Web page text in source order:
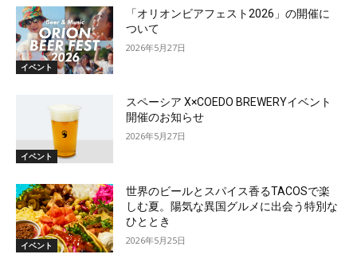
イベント
「オリオンビアフェスト2026」の開催に
ついて
2026年5月27日
イベント
スペーシア X×COEDO BREWERYイベント
開催のお知らせ
2026年5月27日
イベント
世界のビールとスパイス香るTACOSで楽
しむ夏。陽気な異国グルメに出会う特別な
ひととき
2026年5月25日